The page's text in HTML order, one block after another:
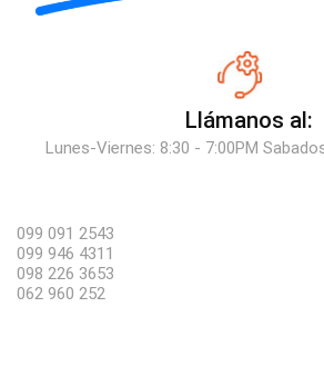
Llámanos al:
Lunes-Viernes: 8:30 - 7:00PM
099 091 2543
099 946 4311
098 226 3653
062 960 252